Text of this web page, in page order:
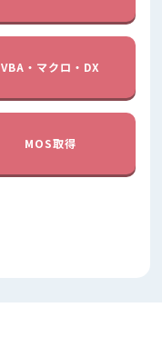
VBA・マクロ・DX
MOS取得